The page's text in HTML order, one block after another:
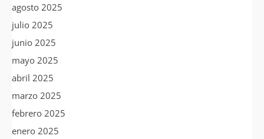
agosto 2025
julio 2025
junio 2025
mayo 2025
abril 2025
marzo 2025
febrero 2025
enero 2025